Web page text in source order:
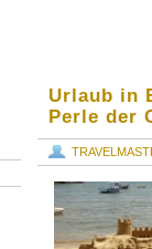
Urlaub in
Perle der